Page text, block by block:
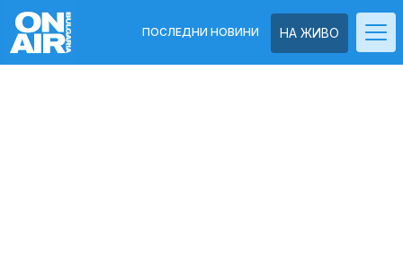
НА ЖИВО
ПОСЛЕДНИ НОВИНИ